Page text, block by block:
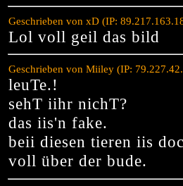
Geschrieben von xD (IP:
Lol voll geil das bild
Geschrieben von Miiley (IP:
leuTe.!
sehT iihr nichT?
das iis'n fake.
beii diesen tieren iis
voll über der bude.